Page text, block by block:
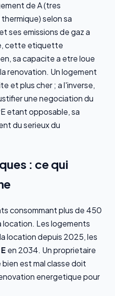
de A (tres
selon sa
ses emissions de gaz a
cette etiquette
sa capacite a etre loue
renovation. Un logement
et plus cher ; a l'inverse,
une negociation du
etant opposable, sa
du serieux du
: ce qui
consommant plus de 450
location. Les logements
location depuis 2025, les
E en 2034. Un proprietaire
est mal classe doit
energetique pour